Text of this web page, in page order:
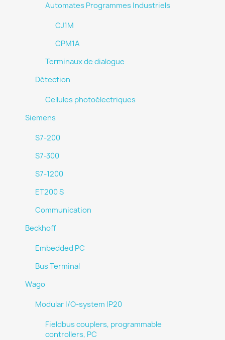
Automates Programmes Industriels
CJ1M
CPM1A
Terminaux de dialogue
Détection
Cellules photoélectriques
Siemens
S7-200
S7-300
S7-1200
ET200 S
Communication
Beckhoff
Embedded PC
Bus Terminal
Wago
Modular I/O-system IP20
Fieldbus couplers, programmable
controllers, PC